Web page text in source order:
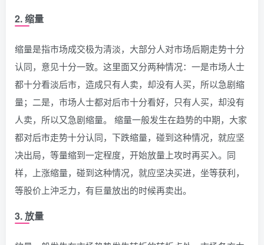
2. 缩量
缩量是指市场成交极为清淡，大部分人对市场后期走势十分
认同，意见十分一致。这里面又分两种情况：一是市场人士
都十分看淡后市，造成只有人卖，却没有人买，所以急剧缩
量；二是，市场人士都对后市十分看好，只有人买，却没有
人卖，所以又急剧缩量。 缩量一般发生在趋势的中期，大家
都对后市走势十分认同，下跌缩量，碰到这种情况，就应坚
决出局，等量缩到一定程度，开始放量上攻时再买入。同
样，上涨缩量，碰到这种情况，就应坚决买进，坐等获利，
等股价上沖乏力，有巨量放出的时候再卖出。
3. 放量